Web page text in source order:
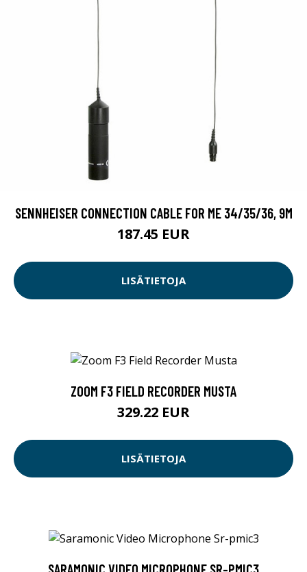
SENNHEISER CONNECTION CABLE FOR ME 34/35/36, 9M
187.45 EUR
LISÄTIETOJA
ZOOM F3 FIELD RECORDER MUSTA
329.22 EUR
LISÄTIETOJA